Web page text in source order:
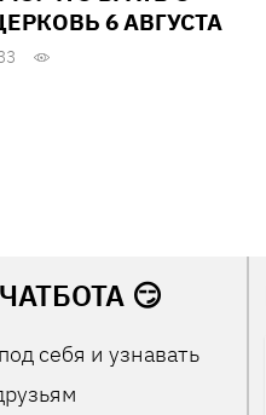
6 АВГУСТА
😏
себя и узнавать